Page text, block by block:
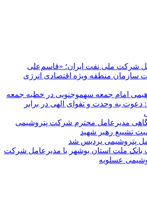
شرکت ملی نفت ایران؛ «قاسم‌علی
سازمان منطقه ویژه اقتصادی انرژی
امام جمعه سهموجنوبی در خطبه جمعه
۱۹ تیرماه ۱۴۰۵: دعوت به وحدت و تقوای الهی در برابر
مدیرعامل محترم شرکت پتروشیمی
تشییع رهبر شهید
پتروشیمی پردیس شد
بانک ملت استان بوشهر با مدیرعامل شرکت
عسلویه